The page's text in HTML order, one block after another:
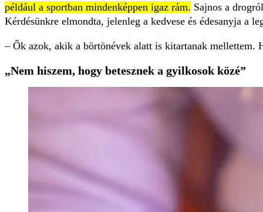
például a sportban mindenképpen igaz rám. Sajnos a
Kérdésünkre elmondta, jelenleg a kedvese és édesanyja a
– Ők azok, akik a börtönévek alatt is kitartanak mellettem.
„Nem hiszem, hogy betesznek a gyilkosok közé”